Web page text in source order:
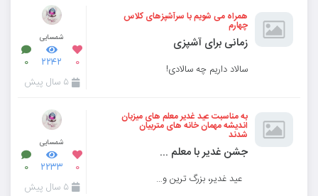
همراه می شویم با سرآشپزهای کلاس
چهارم
زمانی برای آشپزی
سالاد داریم چه سالادی!
شمسایی
۰ ۲۲۴۲ ۰
۵ سال پیش
به مناسبت عید غدیر معلم های میزبان
اندیشه مهمان خانه های متربیان
شدند
جشن غدیر با معلم هایی که بازیگر شدند
عید غدیر، بزرگ ترین و مهم ترین عید جهان اسلام در دبستان میزبان اندیشه به صورت مجازی و با ش
شمسایی
۰ ۲۲۳۳ ۰
۵ سال پیش